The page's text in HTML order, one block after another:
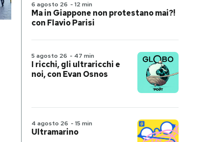
6 agosto 26 - 12 min
Ma in Giappone non protestano mai?!
con Flavio Parisi
5 agosto 26 - 47 min
I ricchi, gli ultraricchi e
noi, con Evan Osnos
4 agosto 26 - 15 min
Ultramarino